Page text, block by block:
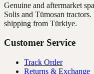
Genuine and aftermarket
Solis and Tümosan
shipping from Türkiye.
Customer Service
Track Order
Returns & Exchange